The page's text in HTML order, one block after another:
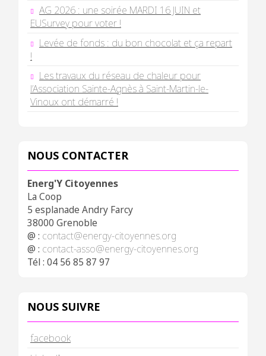
AG 2026 : une soirée MARDI 16 JUIN et
EUSurvey pour voter !
Levée de fonds : du bon chocolat et ça repart
!
Les travaux du réseau de chaleur pour
l’Association Sainte-Agnès à Saint-Martin-le-
Vinoux ont démarré !
NOUS CONTACTER
Energ'Y Citoyennes
La Coop
5 esplanade Andry Farcy
38000 Grenoble
@ : contact@energy-citoyennes.org
@ : contact-asso@energy-citoyennes.org
Tél : 04 56 85 87 97
NOUS SUIVRE
facebook